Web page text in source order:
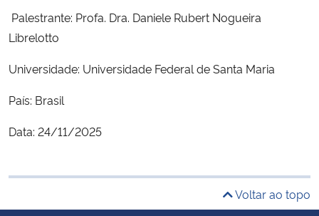
Palestrante: Profa. Dra. Daniele Rubert Nogueira
Librelotto
Universidade: Universidade Federal de Santa Maria
País: Brasil
Data: 24/11/2025
Voltar ao topo